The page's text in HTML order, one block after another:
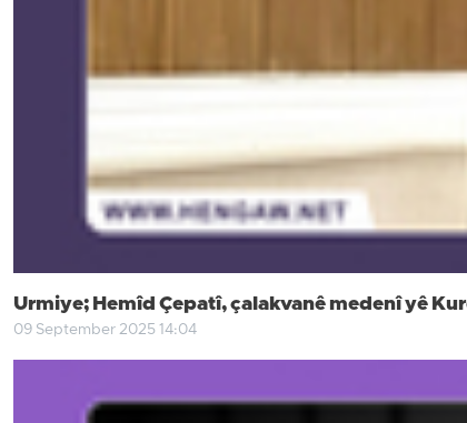
Urmiye; Hemîd Çepatî, çalakvanê medenî yê
09 September 2025 14:04